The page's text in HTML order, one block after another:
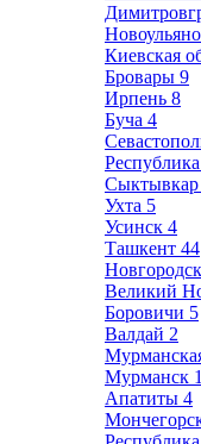
Киевская
Бровары 9
Ирпень 8
Буча 4
Сыктывкар
Ухта 5
Усинск 4
Ташкент 44
Великий
Боровичи 5
Валдай 2
Мурманск
Апатиты 4